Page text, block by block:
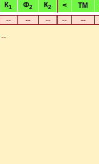
К1 Ф2 К2 < TM
-- -- -- -- --
--